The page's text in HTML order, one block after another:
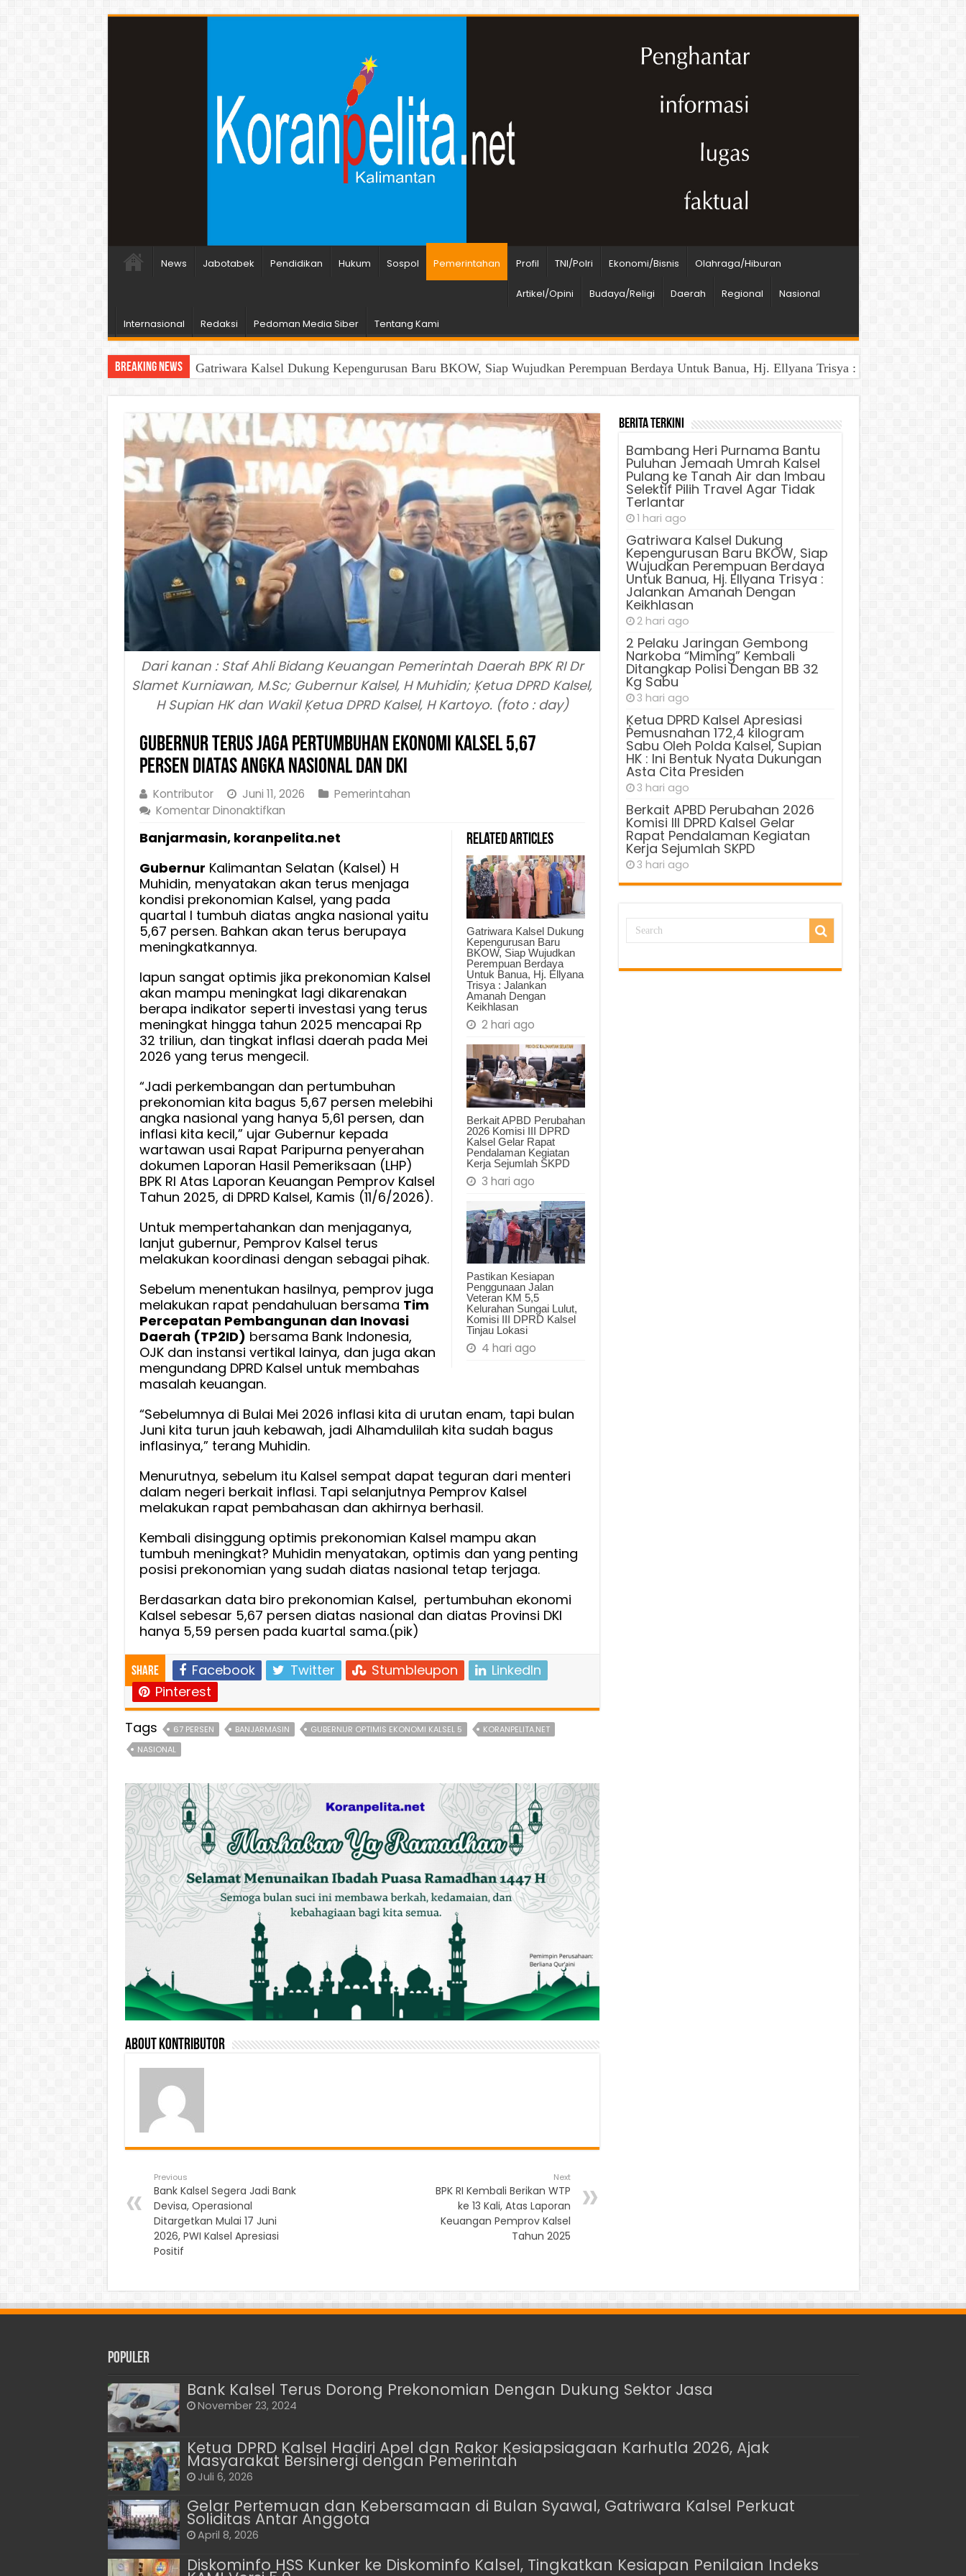
News Jabotabek Pendidikan Hukum Sospol Pemerintahan Profil TNI/Polri Ekonomi/Bisnis Olahraga/Hiburan
Artikel/Opini Budaya/Religi Daerah Regional Nasional
Internasional Redaksi Pedoman Media Siber Tentang Kami
Breaking News Gatriwara Kalsel Dukung Kepengurusan Baru BKOW, Siap Wujudkan Perempuan Berdaya Untuk Banua, Hj. Ellyana Trisya : Jalankan Amanah
Dari kanan : Staf Ahli Bidang Keuangan Pemerintah Daerah BPK RI Dr
Slamet Kurniawan, M.Sc; Gubernur Kalsel, H Muhidin; Ķetua DPRD Kalsel,
H Supian HK dan Wakil Ķetua DPRD Kalsel, H Kartoyo. (foto : day)
Gubernur Terus Jaga Pertumbuhan Ekonomi Kalsel 5,67
Persen diatas Angka Nasional dan DKI
Kontributor Juni 11, 2026
Pemerintahan
Komentar Dinonaktifkanpada
Terus
Pertumbuhan
Ekonomi
Kalsel
5,67
Angka
Nasional
dan
DKI
Related Articles
Gatriwara Kalsel Dukung
Kepengurusan Baru
BKOW, Siap Wujudkan
Perempuan Berdaya
Untuk Banua, Hj. Ellyana
Trisya : Jalankan
Amanah Dengan
Keikhlasan
2 hari ago
Berkait APBD Perubahan
2026 Komisi III DPRD
Kalsel Gelar Rapat
Pendalaman Kegiatan
Kerja Sejumlah SKPD
3 hari ago
Pastikan Kesiapan
Penggunaan Jalan
Veteran KM 5,5
Kelurahan Sungai Lulut,
Komisi III DPRD Kalsel
Tinjau Lokasi
4 hari ago
Banjarmasin, koranpelita.net
Gubernur Kalimantan Selatan (Kalsel) H
Muhidin, menyatakan akan terus menjaga
kondisi prekonomian Kalsel, yang pada
quartal I tumbuh diatas angka nasional yaitu
5,67 persen. Bahkan akan terus berupaya
meningkatkannya.
Iapun sangat optimis jika prekonomian Kalsel
akan mampu meningkat lagi dikarenakan
berapa indikator seperti investasi yang terus
meningkat hingga tahun 2025 mencapai Rp
32 triliun, dan tingkat inflasi daerah pada Mei
2026 yang terus mengecil.
“Jadi perkembangan dan pertumbuhan
prekonomian kita bagus 5,67 persen melebihi
angka nasional yang hanya 5,61 persen, dan
inflasi kita kecil,” ujar Gubernur kepada
wartawan usai Rapat Paripurna penyerahan
dokumen Laporan Hasil Pemeriksaan (LHP)
BPK RI Atas Laporan Keuangan Pemprov Kalsel
Tahun 2025, di DPRD Kalsel, Kamis (11/6/2026).
Untuk mempertahankan dan menjaganya,
lanjut gubernur, Pemprov Kalsel terus
melakukan koordinasi dengan sebagai pihak.
Sebelum menentukan hasilnya, pemprov juga
melakukan rapat pendahuluan bersama Tim
Percepatan Pembangunan dan Inovasi
Daerah (TP2ID) bersama Bank Indonesia,
OJK dan instansi vertikal lainya, dan juga akan
mengundang DPRD Kalsel untuk membahas
masalah keuangan.
“Sebelumnya di Bulai Mei 2026 inflasi kita di urutan enam, tapi bulan
Juni kita turun jauh kebawah, jadi Alhamdulilah kita sudah bagus
inflasinya,” terang Muhidin.
Menurutnya, sebelum itu Kalsel sempat dapat teguran dari menteri
dalam negeri berkait inflasi. Tapi selanjutnya Pemprov Kalsel
melakukan rapat pembahasan dan akhirnya berhasil.
Kembali disinggung optimis prekonomian Kalsel mampu akan
tumbuh meningkat? Muhidin menyatakan, optimis dan yang penting
posisi prekonomian yang sudah diatas nasional tetap terjaga.
Berdasarkan data biro prekonomian Kalsel, pertumbuhan ekonomi
Kalsel sebesar 5,67 persen diatas nasional dan diatas Provinsi DKI
hanya 5,59 persen pada kuartal sama.(pik)
Share Facebook Twitter Stumbleupon
LinkedIn
Pinterest
Tags
67 PERSEN BANJARMASIN GUBERNUR OPTIMIS EKONOMI KALSEL 5
KORANPELITA.NET
NASIONAL
About Kontributor
Previous
Bank Kalsel Segera Jadi Bank
Devisa, Operasional
Ditargetkan Mulai 17 Juni
2026, PWI Kalsel Apresiasi
Positif
Next
BPK RI Kembali Berikan WTP
ke 13 Kali, Atas Laporan
Keuangan Pemprov Kalsel
Tahun 2025
Berita Terkini
Bambang Heri Purnama Bantu
Puluhan Jemaah Umrah Kalsel
Pulang ke Tanah Air dan Imbau
Selektif Pilih Travel Agar Tidak
Terlantar
1 hari ago
Gatriwara Kalsel Dukung
Kepengurusan Baru BKOW, Siap
Wujudkan Perempuan Berdaya
Untuk Banua, Hj. Ellyana Trisya :
Jalankan Amanah Dengan
Keikhlasan
2 hari ago
2 Pelaku Jaringan Gembong
Narkoba “Miming” Kembali
Ditangkap Polisi Dengan BB 32
Kg Sabu
3 hari ago
Ķetua DPRD Kalsel Apresiasi
Pemusnahan 172,4 kilogram
Sabu Oleh Polda Kalsel, Supian
HK : Ini Bentuk Nyata Dukungan
Asta Cita Presiden
3 hari ago
Berkait APBD Perubahan 2026
Komisi III DPRD Kalsel Gelar
Rapat Pendalaman Kegiatan
Kerja Sejumlah SKPD
3 hari ago
Populer
Bank Kalsel Terus Dorong Prekonomian Dengan Dukung Sektor Jasa
November 23, 2024
Ketua DPRD Kalsel Hadiri Apel dan Rakor Kesiapsiagaan Karhutla 2026, Ajak
Masyarakat Bersinergi dengan Pemerintah
Juli 6, 2026
Gelar Pertemuan dan Kebersamaan di Bulan Syawal, Gatriwara Kalsel Perkuat
Soliditas Antar Anggota
April 8, 2026
Diskominfo HSS Kunker ke Diskominfo Kalsel, Tingkatkan Kesiapan Penilaian Indeks